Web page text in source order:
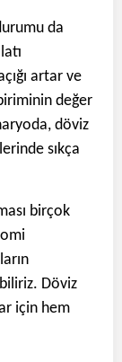
da
artar ve
değer
döviz
sıkça
birçok
Döviz
için hem